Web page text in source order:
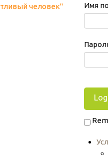
Имя